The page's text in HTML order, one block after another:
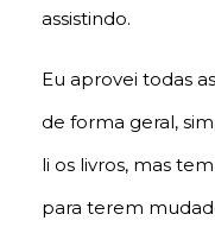
assistindo.
Eu aprovei todas
de forma geral,
li os livros, mas
para terem